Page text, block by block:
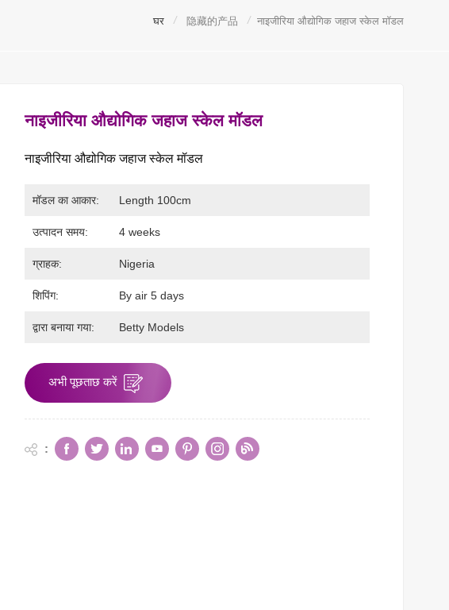
घर / 隐藏的产品 / नाइजीरिया औद्योगिक जहाज स्केल मॉडल
नाइजीरिया औद्योगिक जहाज स्केल मॉडल
नाइजीरिया औद्योगिक जहाज स्केल मॉडल
मॉडल का आकार: Length 100cm
उत्पादन समय: 4 weeks
ग्राहक: Nigeria
शिपिंग: By air 5 days
द्वारा बनाया गया: Betty Models
अभी पूछताछ करें
: